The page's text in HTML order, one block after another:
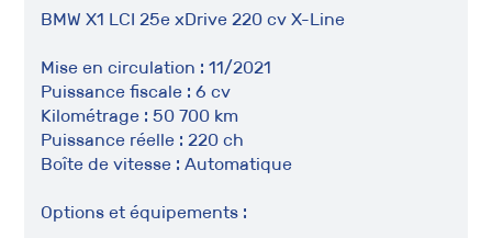
BMW X1 LCI 25e xDrive 220 cv X-Line
Mise en circulation : 11/2021
Puissance fiscale : 6 cv
Kilométrage : 50 700 km
Puissance réelle : 220 ch
Boîte de vitesse : Automatique
Options et équipements :